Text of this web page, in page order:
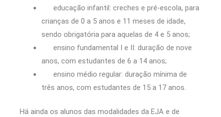
educação infantil: creches e pré-escola, para
crianças de 0 a 5 anos e 11 meses de idade,
sendo obrigatória para aquelas de 4 e 5 anos;
ensino fundamental I e II: duração de nove
anos, com estudantes de 6 a 14 anos;
ensino médio regular: duração mínima de
três anos, com estudantes de 15 a 17 anos.
Há ainda os alunos das modalidades da EJA e de